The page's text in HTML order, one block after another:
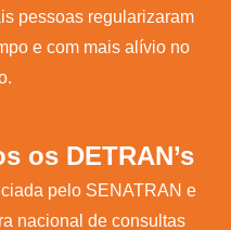
pessoas regularizaram
e com mais alívio no
os DETRAN’s
pelo SENATRAN e
nacional de consultas